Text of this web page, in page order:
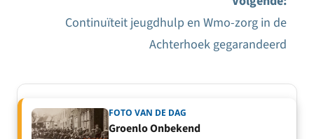
navigatie
Continuïteit jeugdhulp en Wmo-zorg in de
Achterhoek gegarandeerd
FOTO VAN DE DAG
Groenlo Onbekend